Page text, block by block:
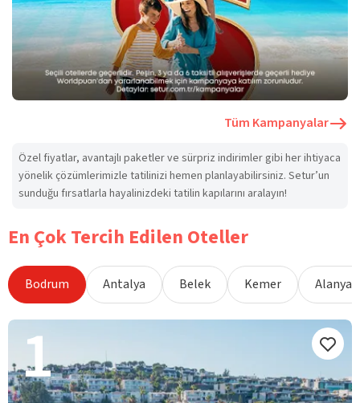
Tüm Kampanyalar
Özel fiyatlar, avantajlı paketler ve sürpriz indirimler gibi her ihtiyaca
yönelik çözümlerimizle tatilinizi hemen planlayabilirsiniz. Setur’un
sunduğu fırsatlarla hayalinizdeki tatilin kapılarını aralayın!
En Çok Tercih Edilen Oteller
Bodrum Antalya Belek Kemer Alanya
1